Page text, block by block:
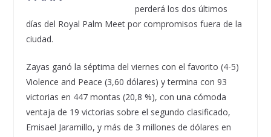
perderá los dos últimos
días del Royal Palm Meet por compromisos fuera de la
ciudad.
Zayas ganó la séptima del viernes con el favorito (4-5)
Violence and Peace (3,60 dólares) y termina con 93
victorias en 447 montas (20,8 %), con una cómoda
ventaja de 19 victorias sobre el segundo clasificado,
Emisael Jaramillo, y más de 3 millones de dólares en